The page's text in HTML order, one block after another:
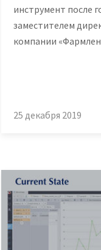
инструмент после
заместителем
компании
25 декабря 2019